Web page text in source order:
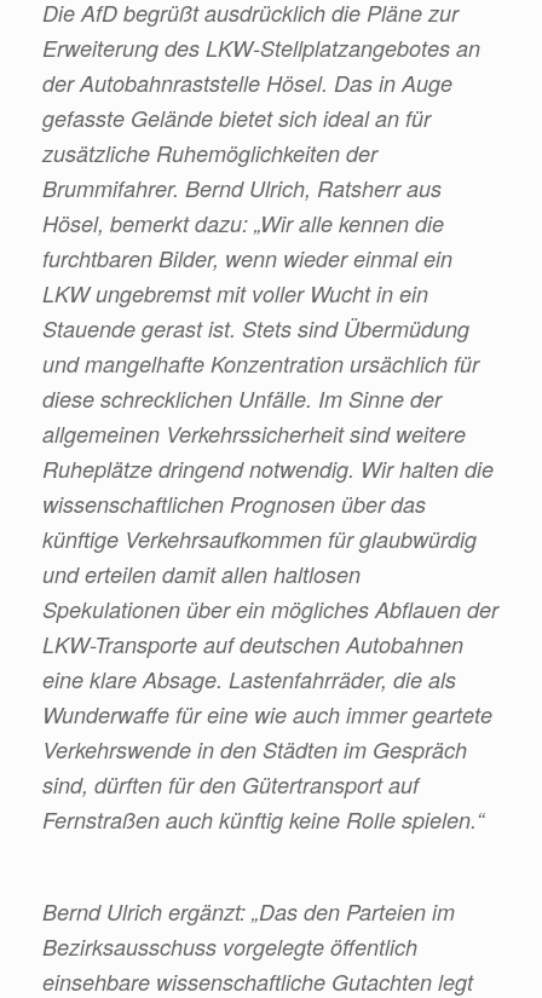
Die AfD begrüßt ausdrücklich die Pläne zur
Erweiterung des LKW-Stellplatzangebotes an
der Autobahnraststelle Hösel. Das in Auge
gefasste Gelände bietet sich ideal an für
zusätzliche Ruhemöglichkeiten der
Brummifahrer. Bernd Ulrich, Ratsherr aus
Hösel, bemerkt dazu: „Wir alle kennen die
furchtbaren Bilder, wenn wieder einmal ein
LKW ungebremst mit voller Wucht in ein
Stauende gerast ist. Stets sind Übermüdung
und mangelhafte Konzentration ursächlich für
diese schrecklichen Unfälle. Im Sinne der
allgemeinen Verkehrssicherheit sind weitere
Ruheplätze dringend notwendig. Wir halten die
wissenschaftlichen Prognosen über das
künftige Verkehrsaufkommen für glaubwürdig
und erteilen damit allen haltlosen
Spekulationen über ein mögliches Abflauen der
LKW-Transporte auf deutschen Autobahnen
eine klare Absage. Lastenfahrräder, die als
Wunderwaffe für eine wie auch immer geartete
Verkehrswende in den Städten im Gespräch
sind, dürften für den Gütertransport auf
Fernstraßen auch künftig keine Rolle spielen.“
Bernd Ulrich ergänzt: „Das den Parteien im
Bezirksausschuss vorgelegte öffentlich
einsehbare wissenschaftliche Gutachten legt